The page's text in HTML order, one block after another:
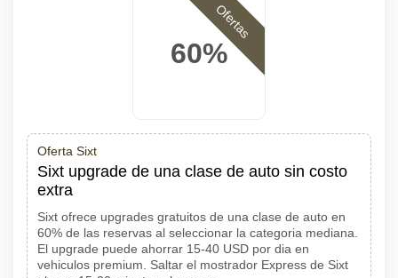
60%
Ofertas
Oferta Sixt
Sixt upgrade de una clase de auto sin costo
extra
Sixt ofrece upgrades gratuitos de una clase de auto en
60% de las reservas al seleccionar la categoria mediana.
El upgrade puede ahorrar 15-40 USD por dia en
vehiculos premium. Saltar el mostrador Express de Sixt